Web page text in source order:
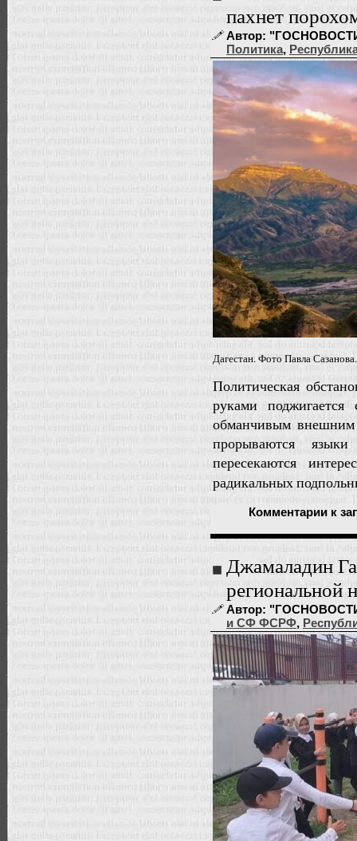
пахнет
Автор:
Политика,
Дагестан. Фото Павла Сазанова.
Политическая
руками
обманчивым внешним
прорываются
пересекаются
радикальных
Комментарии к
Джамаладин
региональной
Автор:
и СФ ФСРФ,